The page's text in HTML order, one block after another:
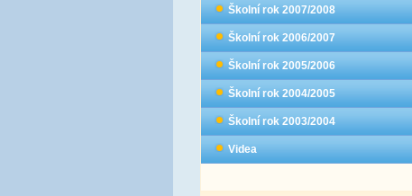
Školní rok 2007/2008
Školní rok 2006/2007
Školní rok 2005/2006
Školní rok 2004/2005
Školní rok 2003/2004
Videa